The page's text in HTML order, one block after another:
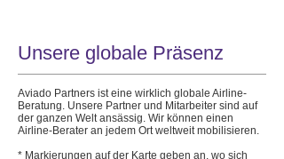
Unsere globale Präsenz
Aviado Partners ist eine wirklich globale Airline-
Beratung. Unsere Partner und Mitarbeiter sind auf
der ganzen Welt ansässig. Wir können einen
Airline-Berater an jedem Ort weltweit mobilisieren.
* Markierungen auf der Karte geben an, wo sich